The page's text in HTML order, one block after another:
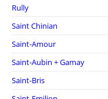
Rully
Saint Chinian
Saint-Amour
Saint-Aubin + Gamay
Saint-Bris